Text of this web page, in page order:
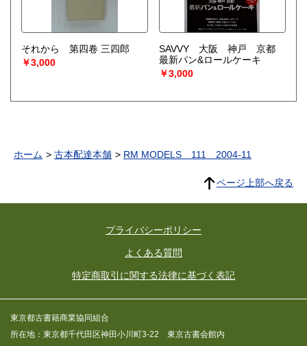
それから 第四卷 三四郎
￥3,000
SAVVY 大阪 神戸 京都
最新パン&ロールケーキ
￥3,000
ホーム 古本配達本舗 RM MODELS 111 2004-11
ページ上部へ戻る
プライバシーポリシー
よくある質問
特定商取引に関する法律に基づく表記
東京都古書籍商業協同組合
所在地：東京都千代田区神田小川町3-22 東京古書会館内